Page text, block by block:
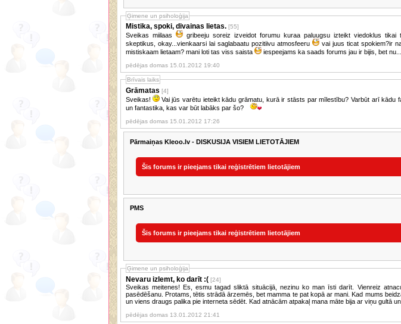
Ģimene un psiholoģija
Mistika, spoki, divainas lietas. [55]
Sveikas miilaas
gribeeju soreiz izveidot forumu kuraa paluugsu izteikt viedoklus tikai tos kas atbalsta un tic, nevis
skeptikus, okay...vienkaarsi lai saglabaatu pozitiivu atmosfeeru
vai juus ticat spokiem?ir naacies saskarties? un kaa ir ar
mistiskaam lietaam? mani loti tas viss saista
iespeejams ka saads forums jau ir bijis, bet nu...
pēdējas domas 15.01.2012 19:40
Brīvais laiks
Grāmatas [4]
Sveikas!
Vai jūs varētu ieteikt kādu grāmatu, kurā ir stāsts par mīlestību? Varbūt arī kādu fantastikas grāmatu. Romantika
un fantastika, kas var būt labāks par šo?
pēdējas domas 15.01.2012 17:26
Pārmaiņas Kleoo.lv - DISKUSIJA VISIEM LIETOTĀJIEM
Šis forums ir pieejams tikai reģistrētiem lietotājiem
PMS
Šis forums ir pieejams tikai reģistrētiem lietotājiem
Ģimene un psiholoģija
Nevaru izlemt, ko darīt :( [24]
Sveikas meitenes! Es, esmu tagad sliktā situācijā, nezinu ko man īsti darīt. Vienreiz
pasēdēšanu. Protams, tētis strādā ārzemēs, bet mamma te pat kopā ar mani. Kad mums
un viens draugs palika pie interneta sēdēt. Kad atnācām atpakaļ mana māte bija ar viņu gultā un
pēdējas domas 13.01.2012 21:41